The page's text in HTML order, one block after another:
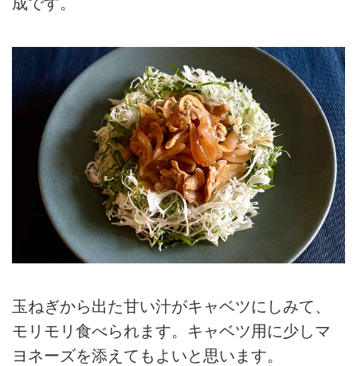
玉ねぎから出た甘い汁がキャベツにしみて、
モリモリ食べられます。キャベツ用に少しマ
ヨネーズを添えてもよいと思います。